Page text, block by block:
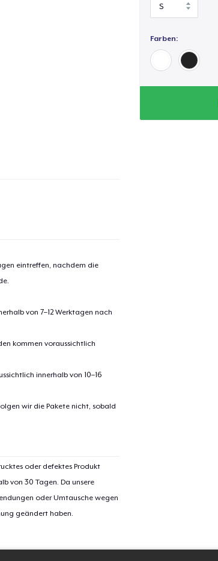
Farben:
eintreffen, nachdem die
von 7–12 Werktagen nach
kommen voraussichtlich
innerhalb von 10–16
wir die Pakete nicht, sobald
oder defektes Produkt
von 30 Tagen. Da unsere
oder Umtausche wegen
geändert haben.
Pullover Hoodie
Pullover Hoodie
Sweatshirt